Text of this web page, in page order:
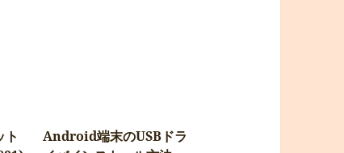
Android端末のUSBドラ